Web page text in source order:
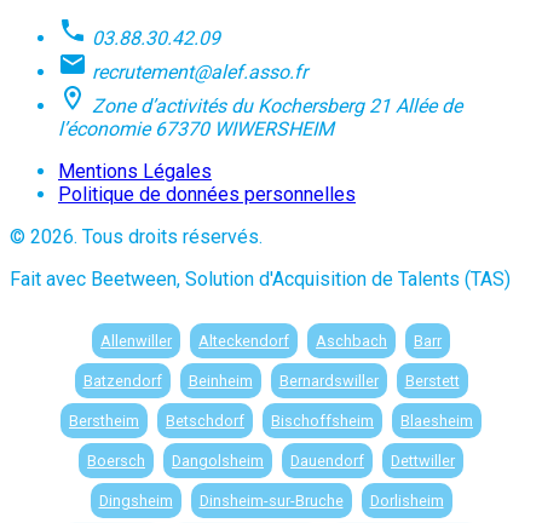
03.88.30.42.09
recrutement@alef.asso.fr
Zone d’activités du Kochersberg 21 Allée de
l’économie 67370 WIWERSHEIM
Mentions Légales
Politique de données personnelles
© 2026. Tous droits réservés.
Fait avec Beetween, Solution d'Acquisition de Talents (TAS)
Allenwiller Alteckendorf Aschbach Barr
Batzendorf Beinheim Bernardswiller Berstett
Berstheim Betschdorf Bischoffsheim Blaesheim
Boersch Dangolsheim Dauendorf Dettwiller
Dingsheim Dinsheim-sur-Bruche Dorlisheim